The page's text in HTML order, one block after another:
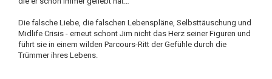
Die falsche Liebe, die falschen Lebenspläne, Selbsttäuschung und
Midlife Crisis - erneut schont Jim nicht das Herz seiner Figuren und
führt sie in einem wilden Parcours-Ritt der Gefühle durch die
Trümmer ihres Lebens.